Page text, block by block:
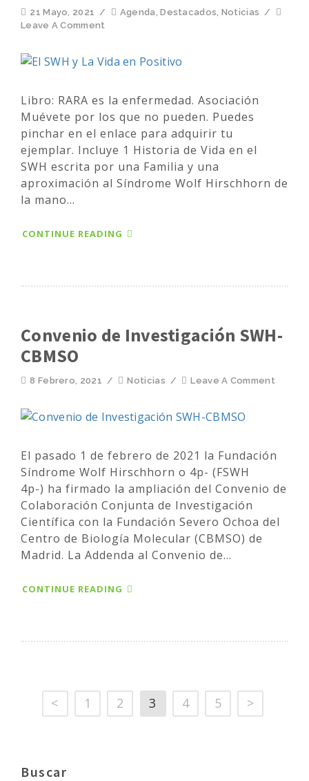
21 Mayo, 2021 / Agenda,Destacados, Noticias /
Leave A Comment
Libro: RARA es la enfermedad. Asociación
Muévete por los que no pueden. Puedes
pinchar en el enlace para adquirir tu
ejemplar. Incluye 1 Historia de Vida en el
SWH escrita por una Familia y una
aproximación al Síndrome Wolf Hirschhorn de
la mano...
CONTINUE READING
Convenio de Investigación SWH-
CBMSO
8 Febrero, 2021 / Noticias / Leave A Comment
El pasado 1 de febrero de 2021 la Fundación
Síndrome Wolf Hirschhorn o 4p- (FSWH
4p-) ha firmado la ampliación del Convenio de
Colaboración Conjunta de Investigación
Científica con la Fundación Severo Ochoa del
Centro de Biología Molecular (CBMSO) de
Madrid. La Addenda al Convenio de...
CONTINUE READING
< 1 2 3 4 5 >
Buscar